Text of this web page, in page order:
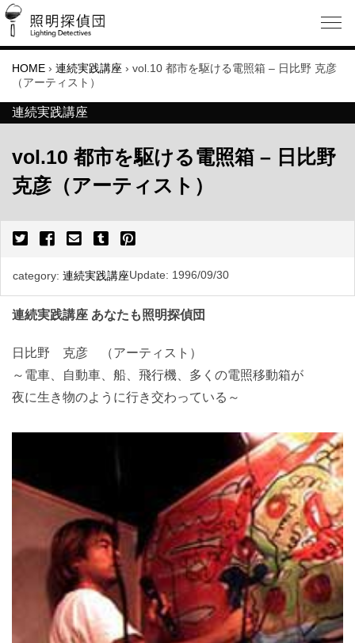
HOME › 連続実践講座 › vol.10 都市を駆ける電照箱 – 日比野 克彦
（アーティスト）
連続実践講座
vol.10 都市を駆ける電照箱 – 日比野
克彦（アーティスト）
category: 連続実践講座Update: 1996/09/30
連続実践講座 あなたも照明探偵団
日比野 克彦 （アーティスト）
～電車、自動車、船、飛行機、多くの電照移動箱が
夜に生き物のように行き交わっている～